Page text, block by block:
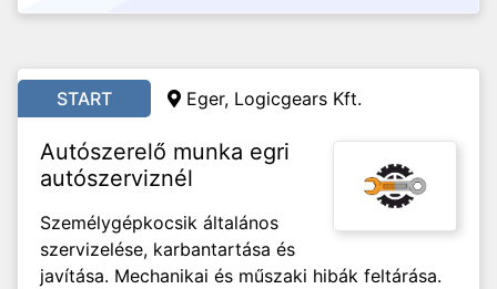
START Eger, Logicgears Kft.
Autószerelő munka egri
autószerviznél
Személygépkocsik általános
szervizelése, karbantartása és
javítása. Mechanikai és műszaki hibák feltárása.